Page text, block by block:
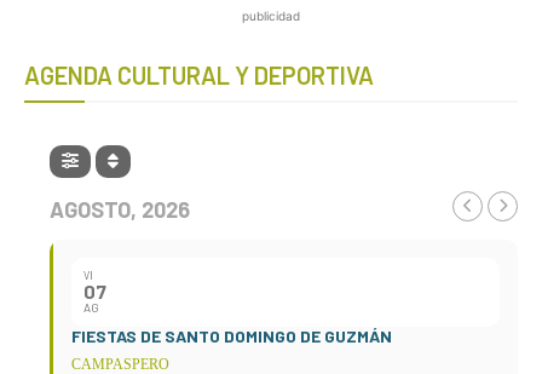
publicidad
AGENDA CULTURAL Y DEPORTIVA
AGOSTO, 2026
VI
07
AG
FIESTAS DE SANTO DOMINGO DE GUZMÁN
CAMPASPERO